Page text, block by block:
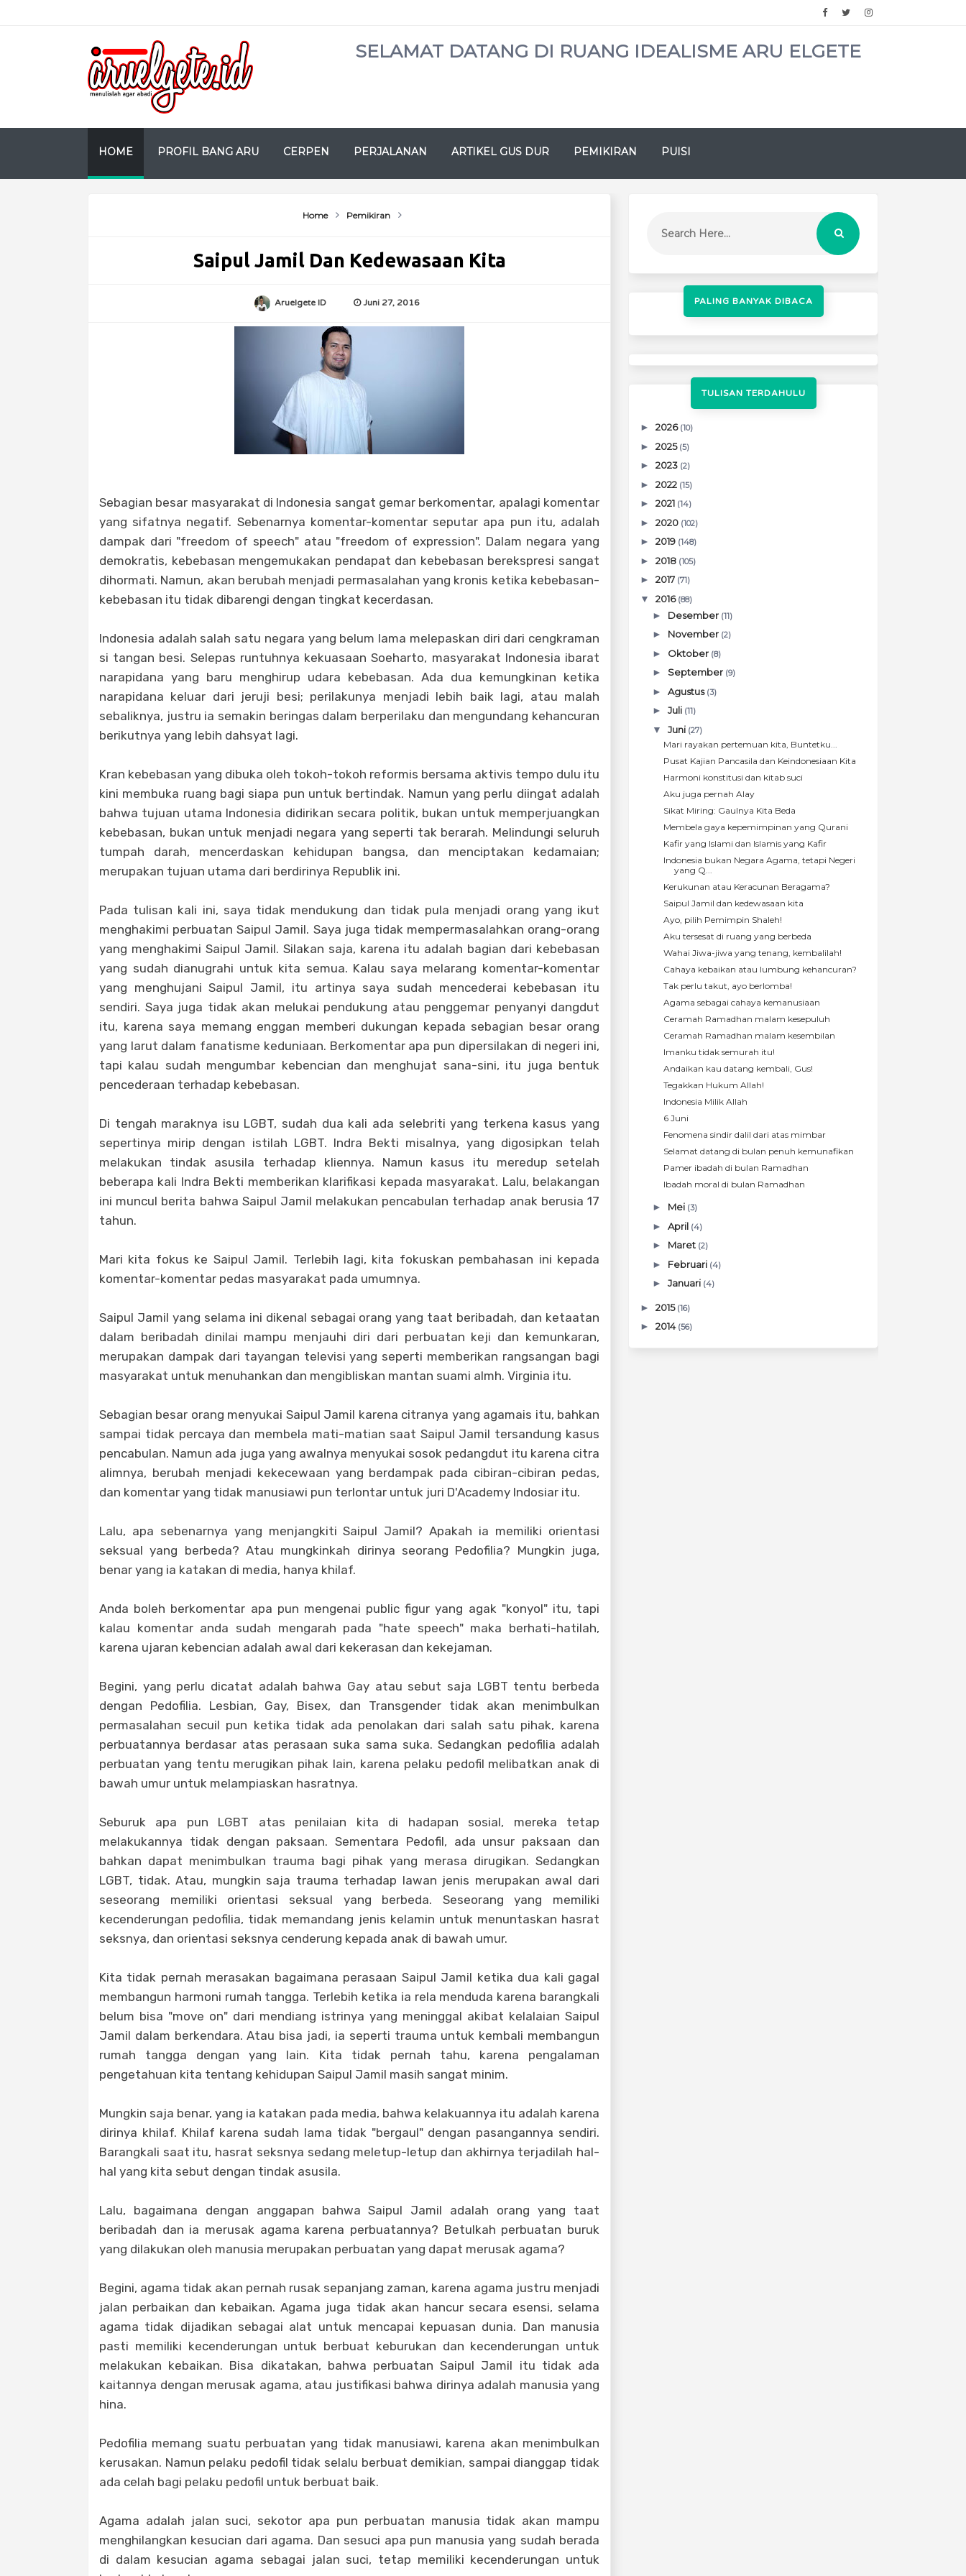
SELAMAT DATANG DI RUANG IDEALISME ARU ELGETE
HOME PROFIL BANG ARU CERPEN PERJALANAN ARTIKEL GUS DUR PEMIKIRAN PUISI
Home Pemikiran
Saipul Jamil Dan Kedewasaan Kita
Aruelgete ID Juni 27, 2016
Sebagian besar masyarakat di Indonesia sangat gemar berkomentar, apalagi komentar
yang sifatnya negatif. Sebenarnya komentar-komentar seputar apa pun itu, adalah
dampak dari "freedom of speech" atau "freedom of expression". Dalam negara yang
demokratis, kebebasan mengemukakan pendapat dan kebebasan berekspresi sangat
dihormati. Namun, akan berubah menjadi permasalahan yang kronis ketika kebebasan-
kebebasan itu tidak dibarengi dengan tingkat kecerdasan.
Indonesia adalah salah satu negara yang belum lama melepaskan diri dari cengkraman
si tangan besi. Selepas runtuhnya kekuasaan Soeharto, masyarakat Indonesia ibarat
narapidana yang baru menghirup udara kebebasan. Ada dua kemungkinan ketika
narapidana keluar dari jeruji besi; perilakunya menjadi lebih baik lagi, atau malah
sebaliknya, justru ia semakin beringas dalam berperilaku dan mengundang kehancuran
berikutnya yang lebih dahsyat lagi.
Kran kebebasan yang dibuka oleh tokoh-tokoh reformis bersama aktivis tempo dulu itu
kini membuka ruang bagi siapa pun untuk bertindak. Namun yang perlu diingat adalah
bahwa tujuan utama Indonesia didirikan secara politik, bukan untuk memperjuangkan
kebebasan, bukan untuk menjadi negara yang seperti tak berarah. Melindungi seluruh
tumpah darah, mencerdaskan kehidupan bangsa, dan menciptakan kedamaian;
merupakan tujuan utama dari berdirinya Republik ini.
Pada tulisan kali ini, saya tidak mendukung dan tidak pula menjadi orang yang ikut
menghakimi perbuatan Saipul Jamil. Saya juga tidak mempermasalahkan orang-orang
yang menghakimi Saipul Jamil. Silakan saja, karena itu adalah bagian dari kebebasan
yang sudah dianugrahi untuk kita semua. Kalau saya melarang komentar-komentar
yang menghujani Saipul Jamil, itu artinya saya sudah mencederai kebebasan itu
sendiri. Saya juga tidak akan melukai pendukung atau penggemar penyanyi dangdut
itu, karena saya memang enggan memberi dukungan kepada sebagian besar orang
yang larut dalam fanatisme keduniaan. Berkomentar apa pun dipersilakan di negeri ini,
tapi kalau sudah mengumbar kebencian dan menghujat sana-sini, itu juga bentuk
pencederaan terhadap kebebasan.
Di tengah maraknya isu LGBT, sudah dua kali ada selebriti yang terkena kasus yang
sepertinya mirip dengan istilah LGBT. Indra Bekti misalnya, yang digosipkan telah
melakukan tindak asusila terhadap kliennya. Namun kasus itu meredup setelah
beberapa kali Indra Bekti memberikan klarifikasi kepada masyarakat. Lalu, belakangan
ini muncul berita bahwa Saipul Jamil melakukan pencabulan terhadap anak berusia 17
tahun.
Mari kita fokus ke Saipul Jamil. Terlebih lagi, kita fokuskan pembahasan ini kepada
komentar-komentar pedas masyarakat pada umumnya.
Saipul Jamil yang selama ini dikenal sebagai orang yang taat beribadah, dan ketaatan
dalam beribadah dinilai mampu menjauhi diri dari perbuatan keji dan kemunkaran,
merupakan dampak dari tayangan televisi yang seperti memberikan rangsangan bagi
masyarakat untuk menuhankan dan mengibliskan mantan suami almh. Virginia itu.
Sebagian besar orang menyukai Saipul Jamil karena citranya yang agamais itu, bahkan
sampai tidak percaya dan membela mati-matian saat Saipul Jamil tersandung kasus
pencabulan. Namun ada juga yang awalnya menyukai sosok pedangdut itu karena citra
alimnya, berubah menjadi kekecewaan yang berdampak pada cibiran-cibiran pedas,
dan komentar yang tidak manusiawi pun terlontar untuk juri D'Academy Indosiar itu.
Lalu, apa sebenarnya yang menjangkiti Saipul Jamil? Apakah ia memiliki orientasi
seksual yang berbeda? Atau mungkinkah dirinya seorang Pedofilia? Mungkin juga,
benar yang ia katakan di media, hanya khilaf.
Anda boleh berkomentar apa pun mengenai public figur yang agak "konyol" itu, tapi
kalau komentar anda sudah mengarah pada "hate speech" maka berhati-hatilah,
karena ujaran kebencian adalah awal dari kekerasan dan kekejaman.
Begini, yang perlu dicatat adalah bahwa Gay atau sebut saja LGBT tentu berbeda
dengan Pedofilia. Lesbian, Gay, Bisex, dan Transgender tidak akan menimbulkan
permasalahan secuil pun ketika tidak ada penolakan dari salah satu pihak, karena
perbuatannya berdasar atas perasaan suka sama suka. Sedangkan pedofilia adalah
perbuatan yang tentu merugikan pihak lain, karena pelaku pedofil melibatkan anak di
bawah umur untuk melampiaskan hasratnya.
Seburuk apa pun LGBT atas penilaian kita di hadapan sosial, mereka tetap
melakukannya tidak dengan paksaan. Sementara Pedofil, ada unsur paksaan dan
bahkan dapat menimbulkan trauma bagi pihak yang merasa dirugikan. Sedangkan
LGBT, tidak. Atau, mungkin saja trauma terhadap lawan jenis merupakan awal dari
seseorang memiliki orientasi seksual yang berbeda. Seseorang yang memiliki
kecenderungan pedofilia, tidak memandang jenis kelamin untuk menuntaskan hasrat
seksnya, dan orientasi seksnya cenderung kepada anak di bawah umur.
Kita tidak pernah merasakan bagaimana perasaan Saipul Jamil ketika dua kali gagal
membangun harmoni rumah tangga. Terlebih ketika ia rela menduda karena barangkali
belum bisa "move on" dari mendiang istrinya yang meninggal akibat kelalaian Saipul
Jamil dalam berkendara. Atau bisa jadi, ia seperti trauma untuk kembali membangun
rumah tangga dengan yang lain. Kita tidak pernah tahu, karena pengalaman
pengetahuan kita tentang kehidupan Saipul Jamil masih sangat minim.
Mungkin saja benar, yang ia katakan pada media, bahwa kelakuannya itu adalah karena
dirinya khilaf. Khilaf karena sudah lama tidak "bergaul" dengan pasangannya sendiri.
Barangkali saat itu, hasrat seksnya sedang meletup-letup dan akhirnya terjadilah hal-
hal yang kita sebut dengan tindak asusila.
Lalu, bagaimana dengan anggapan bahwa Saipul Jamil adalah orang yang taat
beribadah dan ia merusak agama karena perbuatannya? Betulkah perbuatan buruk
yang dilakukan oleh manusia merupakan perbuatan yang dapat merusak agama?
Begini, agama tidak akan pernah rusak sepanjang zaman, karena agama justru menjadi
jalan perbaikan dan kebaikan. Agama juga tidak akan hancur secara esensi, selama
agama tidak dijadikan sebagai alat untuk mencapai kepuasan dunia. Dan manusia
pasti memiliki kecenderungan untuk berbuat keburukan dan kecenderungan untuk
melakukan kebaikan. Bisa dikatakan, bahwa perbuatan Saipul Jamil itu tidak ada
kaitannya dengan merusak agama, atau justifikasi bahwa dirinya adalah manusia yang
hina.
Pedofilia memang suatu perbuatan yang tidak manusiawi, karena akan menimbulkan
kerusakan. Namun pelaku pedofil tidak selalu berbuat demikian, sampai dianggap tidak
ada celah bagi pelaku pedofil untuk berbuat baik.
Agama adalah jalan suci, sekotor apa pun perbuatan manusia tidak akan mampu
menghilangkan kesucian dari agama. Dan sesuci apa pun manusia yang sudah berada
di dalam kesucian agama sebagai jalan suci, tetap memiliki kecenderungan untuk
PALING BANYAK DIBACA
TULISAN TERDAHULU
►2026 (10)
►2025 (5)
►2023 (2)
►2022 (15)
►2021 (14)
►2020 (102)
►2019 (148)
►2018 (105)
►2017 (71)
▼2016 (88)
► Desember (11)
► November (2)
► Oktober (8)
► September (9)
►Agustus (3)
►Juli (11)
▼Juni (27)
Mari rayakan pertemuan kita, Buntetku...
Pusat Kajian Pancasila dan Keindonesiaan Kita
Harmoni konstitusi dan kitab suci
Aku juga pernah Alay
Sikat Miring: Gaulnya Kita Beda
Membela gaya kepemimpinan yang Qurani
Kafir yang Islami dan Islamis yang Kafir
Indonesia bukan Negara Agama, tetapi Negeri
yang Q...
Kerukunan atau Keracunan Beragama?
Saipul Jamil dan kedewasaan kita
Ayo, pilih Pemimpin Shaleh!
Aku tersesat di ruang yang berbeda
Wahai Jiwa-jiwa yang tenang, kembalilah!
Cahaya kebaikan atau lumbung kehancuran?
Tak perlu takut, ayo berlomba!
Agama sebagai cahaya kemanusiaan
Ceramah Ramadhan malam kesepuluh
Ceramah Ramadhan malam kesembilan
Imanku tidak semurah itu!
Andaikan kau datang kembali, Gus!
Tegakkan Hukum Allah!
Indonesia Milik Allah
6 Juni
Fenomena sindir dalil dari atas mimbar
Selamat datang di bulan penuh kemunafikan
Pamer ibadah di bulan Ramadhan
Ibadah moral di bulan Ramadhan
► Mei (3)
►April (4)
► Maret (2)
► Februari (4)
►Januari (4)
►2015 (16)
►2014 (56)